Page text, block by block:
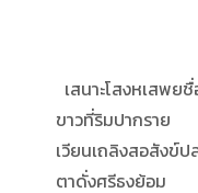
เสพยชื่อเชื้
ากราย ร
อสังข์ปลาย
ย้อม หยาด